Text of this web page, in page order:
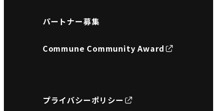
パートナー募集
Commune Community Award
プライバシーポリシー